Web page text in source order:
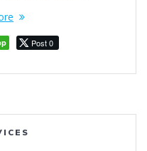
Post 0